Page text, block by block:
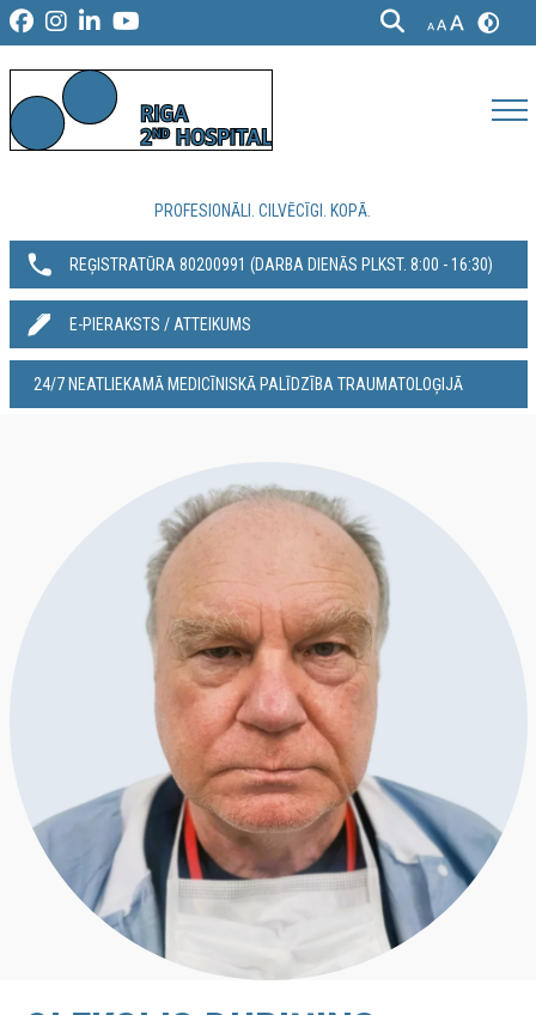
PROFESIONĀLI. CILVĒCĪGI. KOPĀ.
REĢISTRATŪRA 80200991‬ (DARBA DIENĀS PLKST. 8:00 - 16:30)
E-PIERAKSTS / ATTEIKUMS
24/7 NEATLIEKAMĀ MEDICĪNISKĀ PALĪDZĪBA TRAUMATOLOĢIJĀ